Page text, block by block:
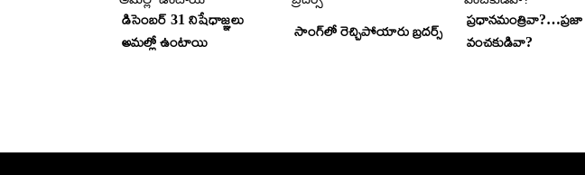
డిసెంబర్ 31 నిషేధాజ్ఞలు
అమల్లో ఉంటాయి
సాంగ్‌లో రెచ్చిపోయారు బ్రదర్స్
ప్రధానమంత్రివా?…ప్రజా
వంచకుడివా?